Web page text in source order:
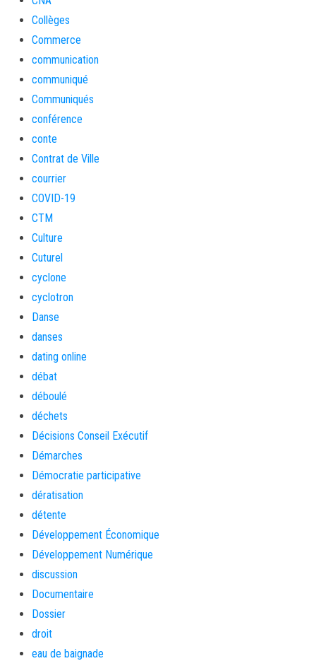
Collèges
Commerce
communication
communiqué
Communiqués
conférence
conte
Contrat de Ville
courrier
COVID-19
CTM
Culture
Cuturel
cyclone
cyclotron
Danse
danses
dating online
débat
déboulé
déchets
Décisions Conseil Exécutif
Démarches
Démocratie participative
dératisation
détente
Développement Économique
Développement Numérique
discussion
Documentaire
Dossier
droit
eau de baignade